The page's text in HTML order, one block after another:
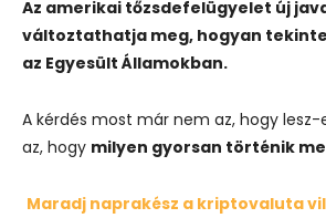
Az amerikai tőzsdefelügyelet új
változtathatja meg, hogyan
az Egyesült Államokban.
A kérdés most már nem az, hogy
az, hogy milyen gyorsan történik
Maradj naprakész a kriptovaluta